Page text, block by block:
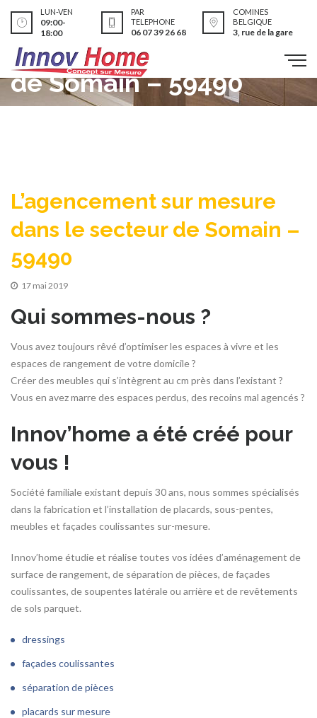
LUN-VEN
09:00-
18:00
PAR
TELEPHONE
06 07 39 26 68
COMINES
BELGIQUE
3, rue de la gare
L’agencement sur
mesure dans le secteur
de Somain – 59490
L’agencement sur mesure
dans le secteur de Somain –
59490
17 mai 2019
Qui sommes-nous ?
Vous avez toujours rêvé d’optimiser les espaces à vivre et les
espaces de rangement de votre domicile ?
Créer des meubles qui s’intègrent au cm près dans l’existant ?
Vous en avez marre des espaces perdus, des recoins mal agencés ?
Innov’home a été créé pour
vous !
Société familiale existant depuis 30 ans, nous sommes spécialisés
dans la fabrication et l’installation de placards, sous-pentes,
meubles et façades coulissantes sur-mesure.
Innov’home étudie et réalise toutes vos idées d’aménagement de
surface de rangement, de séparation de pièces, de façades
coulissantes, de soupentes latérale ou arrière et de revêtements
de sols parquet.
dressings
façades coulissantes
séparation de pièces
placards sur mesure